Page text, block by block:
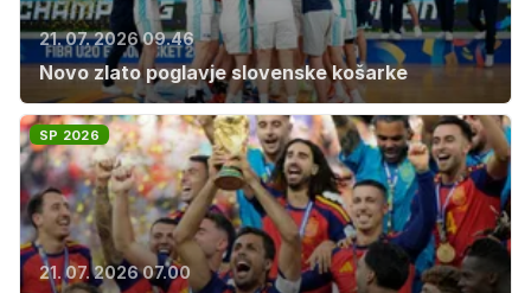
21. 07. 2026 09.46
Novo zlato poglavje slovenske košarke
SP 2026
21. 07. 2026 07.00